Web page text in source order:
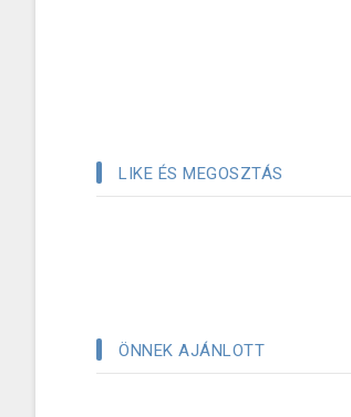
LIKE ÉS MEGOSZTÁS
ÖNNEK AJÁNLOTT